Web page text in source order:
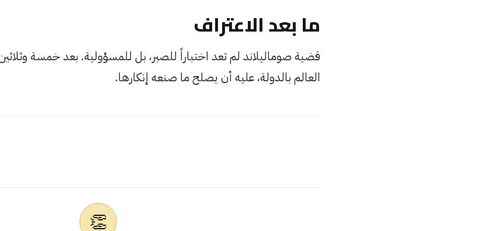
ما بعد الاعتراف
قضية صوماليلاند لم تعد اختباراً للصبر، بل للمسؤولية. بعد خمسة
العالم بالدولة، عليه أن يصلح ما صنعه إنكارها.
👏